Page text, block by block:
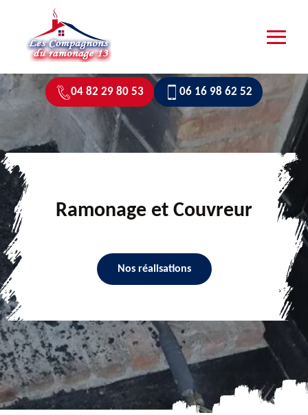
04 82 29 80 53 06 16 98 62 52
Ramonage et Couvreur
Nos réalisations